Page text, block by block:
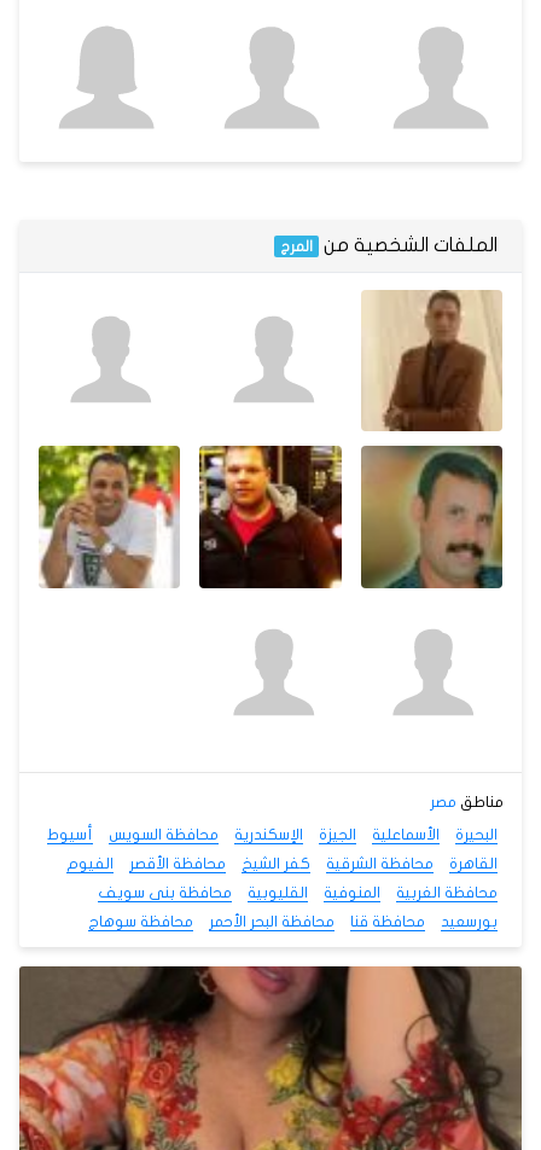
الملفات الشخصية من المرج
مناطق مصر
البحيرة
الأسماعلية الجيزة الإسكندرية محافظة السويس
أسيوط
القاهرة
محافظة الشرقية كفر الشيخ محافظة الأقصر
الفيوم
محافظة الغربية
المنوفية القليوبية
محافظة بنى سويف
بورسعيد
محافظة قنا محافظة البحر الأحمر محافظة سوهاج